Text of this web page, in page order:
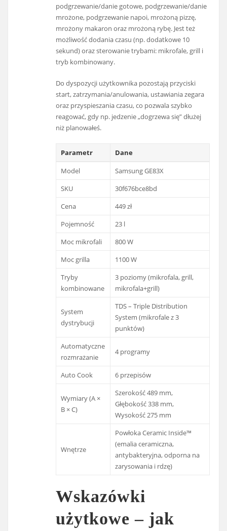
podgrzewanie/danie gotowe, podgrzewanie/danie
mrożone, podgrzewanie napoi, mrożoną pizzę,
mrożony makaron oraz mrożoną rybę. Jest też
możliwość dodania czasu (np. dodatkowe 10
sekund) oraz sterowanie trybami: mikrofale, grill i
tryb kombinowany.
Do dyspozycji użytkownika pozostają przyciski
start, zatrzymania/anulowania, ustawiania zegara
oraz przyspieszania czasu, co pozwala szybko
reagować, gdy np. jedzenie „dogrzewa się” dłużej
niż planowałeś.
Parametr
Dane
Model
Samsung GE83X
SKU
30f676bce8bd
Cena
449 zł
Pojemność
23 l
Moc mikrofali
800 W
Moc grilla
1100 W
Tryby
kombinowane
3 poziomy (mikrofala, grill,
mikrofala+grill)
System
dystrybucji
TDS – Triple Distribution
System (mikrofale z 3
punktów)
Automatyczne
rozmrażanie
4 programy
Auto Cook 6 przepisów
Wymiary (A ×
B × C)
Szerokość 489 mm,
Głębokość 338 mm,
Wysokość 275 mm
Wnętrze
Powłoka Ceramic Inside™
(emalia ceramiczna,
antybakteryjna, odporna na
zarysowania i rdzę)
Wskazówki
użytkowe – jak